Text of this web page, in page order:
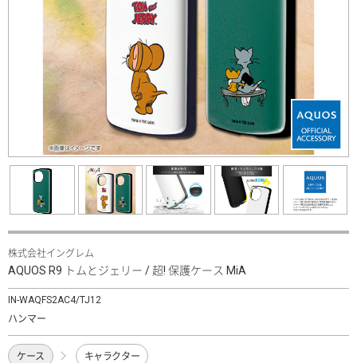
株式会社イングレム
AQUOS R9 トムとジェリー / 超! 保護ケース MiA
IN-WAQFS2AC4/TJ12
ハンマー
ケース キャラクター